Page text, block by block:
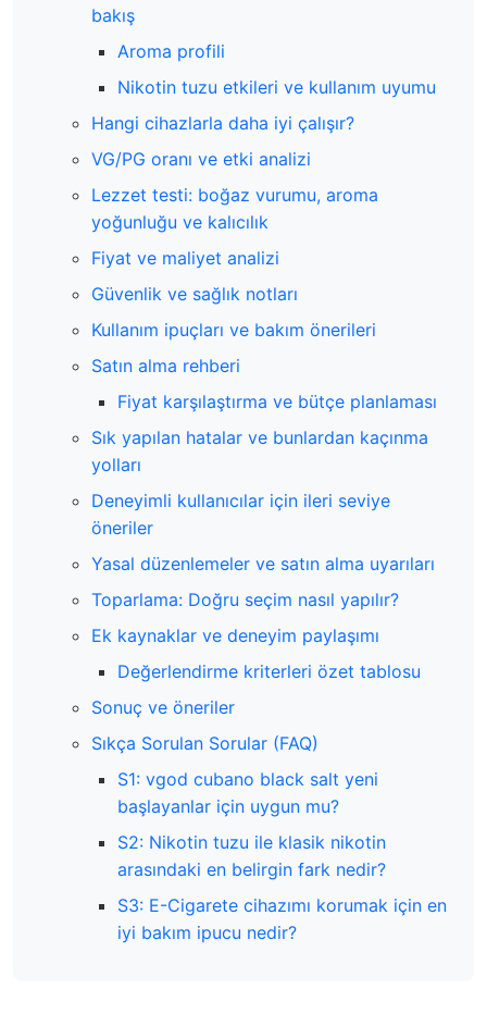
bakış
Aroma profili
Nikotin tuzu etkileri ve kullanım uyumu
Hangi cihazlarla daha iyi çalışır?
VG/PG oranı ve etki analizi
Lezzet testi: boğaz vurumu, aroma
yoğunluğu ve kalıcılık
Fiyat ve maliyet analizi
Güvenlik ve sağlık notları
Kullanım ipuçları ve bakım önerileri
Satın alma rehberi
Fiyat karşılaştırma ve bütçe planlaması
Sık yapılan hatalar ve bunlardan kaçınma
yolları
Deneyimli kullanıcılar için ileri seviye
öneriler
Yasal düzenlemeler ve satın alma uyarıları
Toparlama: Doğru seçim nasıl yapılır?
Ek kaynaklar ve deneyim paylaşımı
Değerlendirme kriterleri özet tablosu
Sonuç ve öneriler
Sıkça Sorulan Sorular (FAQ)
S1: vgod cubano black salt yeni
başlayanlar için uygun mu?
S2: Nikotin tuzu ile klasik nikotin
arasındaki en belirgin fark nedir?
S3: E-Cigarete cihazımı korumak için en
iyi bakım ipucu nedir?